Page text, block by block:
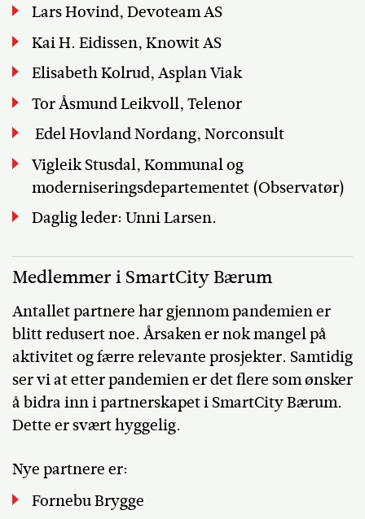
Lars Hovind, Devoteam AS
Kai H. Eidissen, Knowit AS
Elisabeth Kolrud, Asplan Viak
Tor Åsmund Leikvoll, Telenor
Edel Hovland Nordang, Norconsult
Vigleik Stusdal, Kommunal og
moderniseringsdepartementet (Observatør)
Daglig leder: Unni Larsen.
Medlemmer i SmartCity Bærum
Antallet partnere har gjennom pandemien er
blitt redusert noe. Årsaken er nok mangel på
aktivitet og færre relevante prosjekter. Samtidig
ser vi at etter pandemien er det flere som ønsker
å bidra inn i partnerskapet i SmartCity Bærum.
Dette er svært hyggelig.
Nye partnere er:
Fornebu Brygge